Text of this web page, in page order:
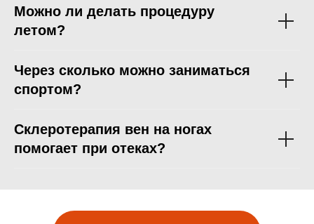
Можно ли делать процедуру
летом?
Через сколько можно заниматься
спортом?
Склеротерапия вен на ногах
помогает при отеках?